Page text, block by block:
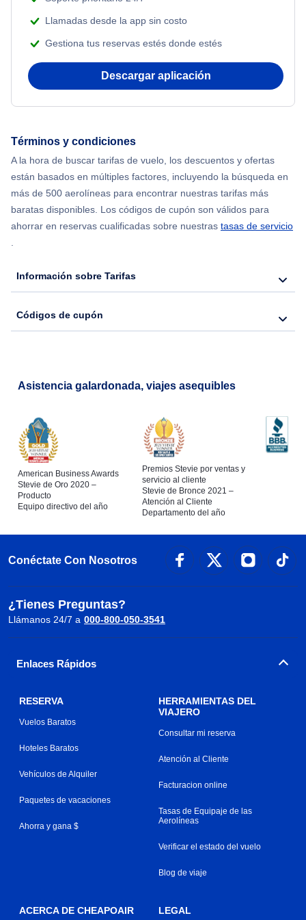
Flights from Nueva York to Mumbai
Flights from Delhi to Nueva York
Flights from Chicago to Delhi
Flights from Nueva York to Hong Kong
Flights from Nueva York to Barcelona
Flights from Londres to Bangkok
Adventure Vacations
Llamadas desde la app sin costo
Gestiona tus reservas estés donde estés
Descargar aplicación
Términos y condiciones
A la hora de buscar tarifas de vuelo, los descuentos y ofertas
están basados en múltiples factores, incluyendo la búsqueda en
más de 500 aerolíneas para encontrar nuestras tarifas más
baratas disponibles. Los códigos de cupón son válidos para
ahorrar en reservas cualificadas sobre nuestras tasas de servicio
.
Información sobre Tarifas
Códigos de cupón
Asistencia galardonada, viajes asequibles
American Business Awards
Stevie de Oro 2020 –
Producto
Equipo directivo del año
Premios Stevie por ventas y
servicio al cliente
Stevie de Bronce 2021 –
Atención al Cliente
Departamento del año
Conéctate Con Nosotros
¿Tienes Preguntas?
Llámanos 24/7 a 000-800-050-3541
Enlaces Rápidos
RESERVA
Vuelos Baratos
Hoteles Baratos
Vehículos de Alquiler
Paquetes de vacaciones
Ahorra y gana $
HERRAMIENTAS DEL
VIAJERO
Consultar mi reserva
Atención al Cliente
Facturacion online
Tasas de Equipaje de las
Aerolíneas
Verificar el estado del vuelo
Blog de viaje
ACERCA DE CHEAPOAIR LEGAL